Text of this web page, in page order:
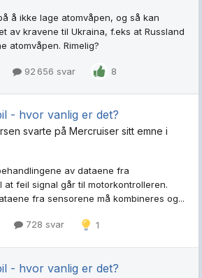
å ikke lage atomvåpen, og så kan
av kravene til Ukraina, f.eks at Russland
atomvåpen. Rimelig?
92 656 svar 8
- hvor vanlig er det?
svarte på Mercruiser sitt emne i
av dataene fra
at feil signal går til motorkontrolleren.
fra sensorene må kombineres og...
728 svar 1
- hvor vanlig er det?